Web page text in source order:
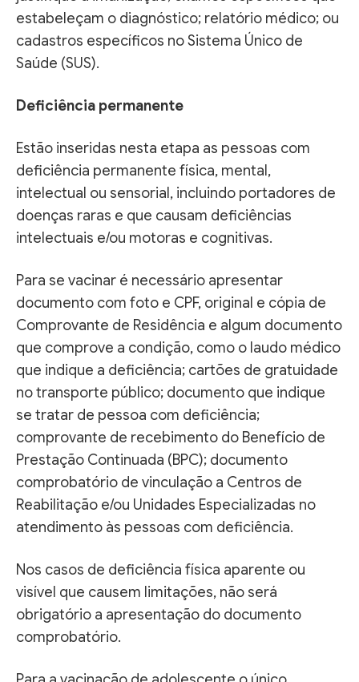
estabeleçam o diagnóstico; relatório médico; ou
cadastros específicos no Sistema Único de
Saúde (SUS).
Deficiência permanente
Estão inseridas nesta etapa as pessoas com
deficiência permanente física, mental,
intelectual ou sensorial, incluindo portadores de
doenças raras e que causam deficiências
intelectuais e/ou motoras e cognitivas.
Para se vacinar é necessário apresentar
documento com foto e CPF, original e cópia de
Comprovante de Residência e algum documento
que comprove a condição, como o laudo médico
que indique a deficiência; cartões de gratuidade
no transporte público; documento que indique
se tratar de pessoa com deficiência;
comprovante de recebimento do Benefício de
Prestação Continuada (BPC); documento
comprobatório de vinculação a Centros de
Reabilitação e/ou Unidades Especializadas no
atendimento às pessoas com deficiência.
Nos casos de deficiência física aparente ou
visível que causem limitações, não será
obrigatório a apresentação do documento
comprobatório.